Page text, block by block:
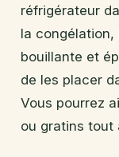
réfrigérateur
la congélation,
bouillante et
de les placer
Vous pourrez
ou gratins tout